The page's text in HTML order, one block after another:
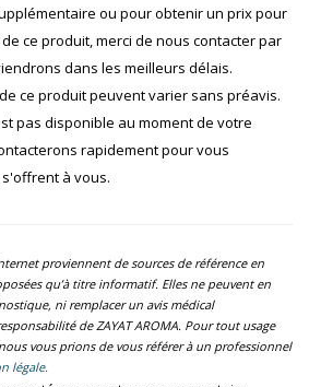
ou pour obtenir un prix pour
ce produit, merci de nous contacter par
dans les meilleurs délais.
ce produit peuvent varier sans préavis.
pas disponible au moment de votre
rapidement pour vous
à vous.
proviennent de sources de référence en
qu’à titre informatif. Elles ne peuvent en
ni remplacer un avis médical
de ZAYAT AROMA. Pour tout usage
vous prions de vous référer à un professionnel
légale.